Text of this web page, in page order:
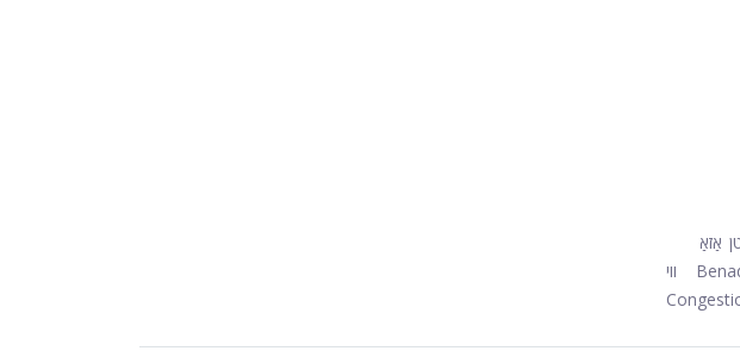
אַזאַ
ווי Benadryl-D, Benadryl Allergy Plus